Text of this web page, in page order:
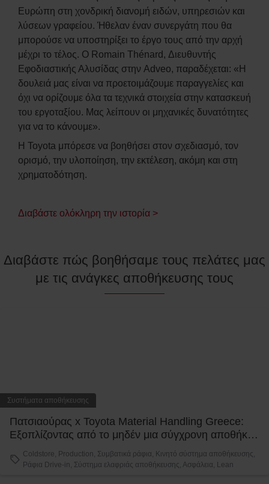
Ευρώπη στη χονδρική διανομή ειδών, υπηρεσιών και
λύσεων γραφείου. Ήθελαν έναν συνεργάτη που θα
μπορούσε να υποστηρίξει το έργο τους από την αρχή
μέχρι το τέλος. Ο Romain Thénard, Διευθυντής
Εφοδιαστικής Αλυσίδας στην Adveo, παραδέχεται: «Η
δουλειά μας είναι να προετοιμάζουμε παραγγελίες και
όχι να ορίζουμε όλα τα τεχνικά στοιχεία στην κατασκευή
του εργοταξίου. Μας λείπουν οι μηχανικές δυνατότητες
για να το κάνουμε».
Η Toyota μπόρεσε να βοηθήσει στον σχεδιασμό, τον
ορισμό, την υλοποίηση, την εκτέλεση, ακόμη και στη
χρηματοδότηση.
Διαβάστε ολόκληρη την ιστορία >
Διαβάστε πώς βοηθήσαμε τους πελάτες μας
με τις ανάγκες αποθήκευσης τους
Συστήματα αποθήκευσης
Πατσιαούρας x Toyota Material Handling Greece:
Εξοπλίζοντας από το μηδέν μια σύγχρονη αποθήκη
Coldstore, Production, Συμβατικά ράφια, Κινητό σύστημα αποθήκευσης,
Ράφια Drive-in, Σύστημα ελαφριάς αποθήκευσης, Ασφάλεια, Lean